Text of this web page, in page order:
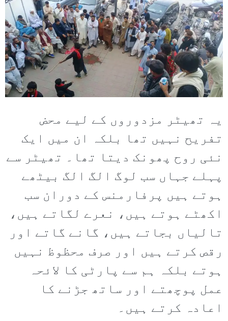
یہ تھیٹر مزدوروں کے لیے محض
تفریح نہیں تھا بلکہ ان میں ایک
نئی روح پھونک دیتا تھا۔ تھیٹر سے
پہلے جہاں سب لوگ الگ الگ بیٹھے
ہوتے ہیں پرفارمنس کے دوران سب
اکھٹے ہوتے ہیں، نعرے لگاتے ہیں،
تالیاں بجاتے ہیں، گانے گاتے اور
رقص کرتے ہیں اور صرف محظوظ نہیں
ہوتے بلکہ ہم سے پارٹی کا لائحہ
عمل پوچھتے اور ساتھ جڑنے کا
اعادہ کرتے ہیں۔